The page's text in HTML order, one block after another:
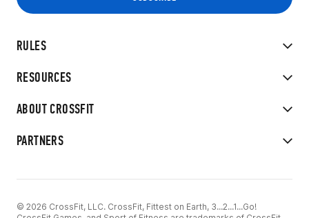
RULES
RESOURCES
ABOUT CROSSFIT
PARTNERS
© 2026 CrossFit, LLC. CrossFit, Fittest on Earth, 3...2...1...Go!